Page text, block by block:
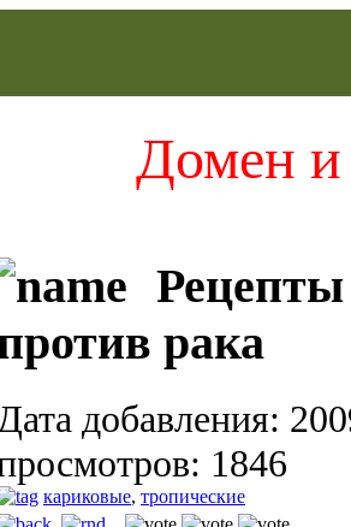
Домен и
рака
Дата добавления:
1846
кариковые, тропические